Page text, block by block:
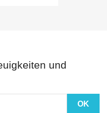
und